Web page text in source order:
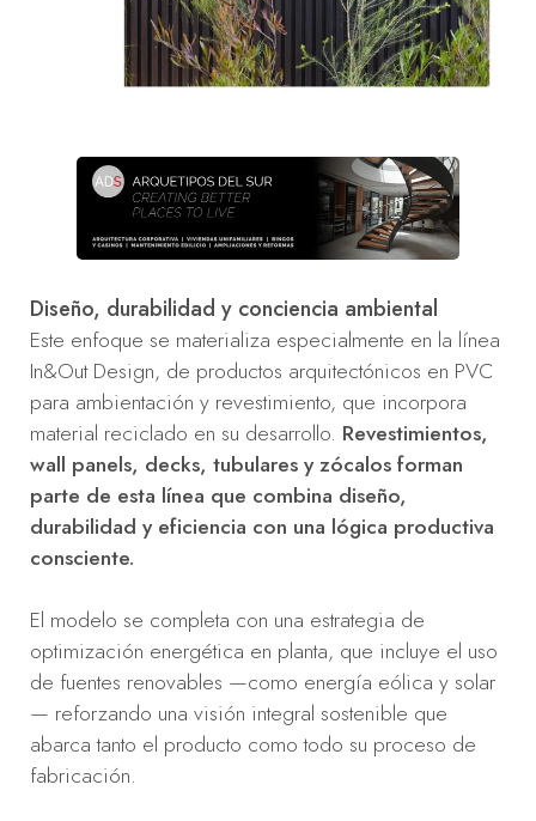
Diseño, durabilidad y conciencia ambiental
Este enfoque se materializa especialmente en la línea
In&Out Design, de productos arquitectónicos en PVC
para ambientación y revestimiento, que incorpora
material reciclado en su desarrollo. Revestimientos,
wall panels, decks, tubulares y zócalos forman
parte de esta línea que combina diseño,
durabilidad y eficiencia con una lógica productiva
consciente.
El modelo se completa con una estrategia de
optimización energética en planta, que incluye el uso
de fuentes renovables —como energía eólica y solar
— reforzando una visión integral sostenible que
abarca tanto el producto como todo su proceso de
fabricación.